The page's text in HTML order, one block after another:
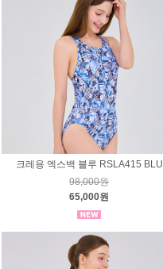
크레용 엑스백 블루 RSLA415 BLU
98,000원
65,000원